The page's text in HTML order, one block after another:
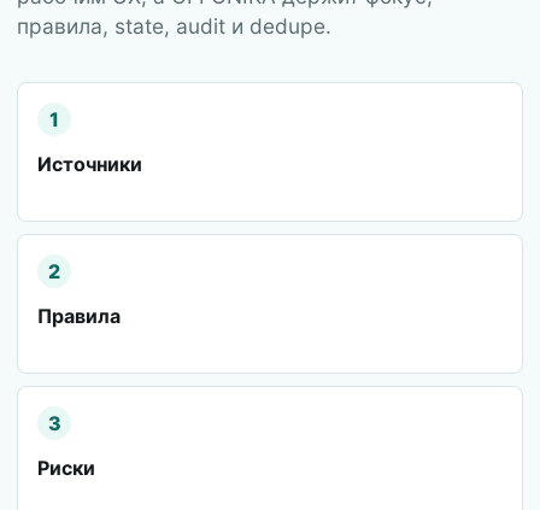
правила, state, audit и dedupe.
1
Источники
2
Правила
3
Риски